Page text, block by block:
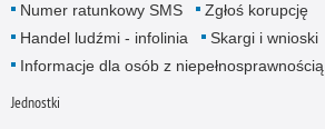
Numer ratunkowy SMS
Zgłoś korupcję
Handel ludźmi - infolinia
Skargi i wnioski
Informacje dla osób z niepełnosprawnością
Jednostki